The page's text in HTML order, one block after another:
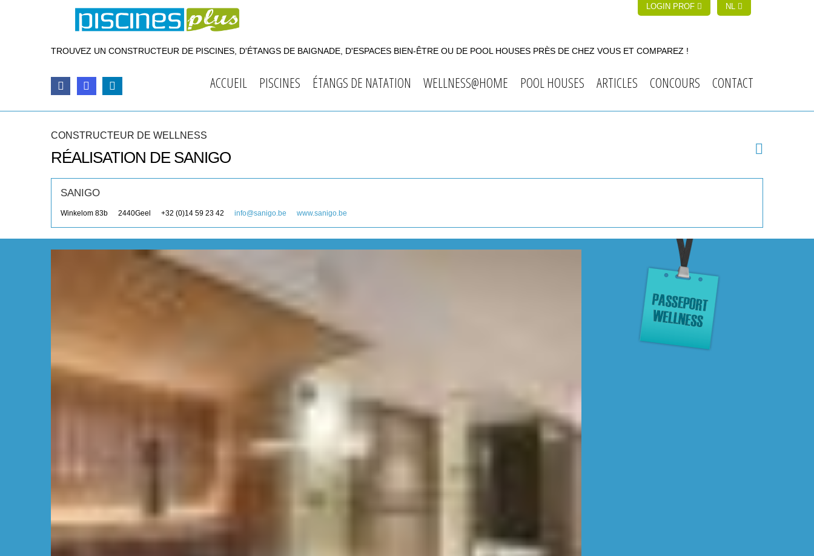
LOGIN PROF NL
TROUVEZ UN CONSTRUCTEUR DE PISCINES, D'ÉTANGS DE BAIGNADE, D'ESPACES BIEN-ÊTRE OU DE POOL HOUSES PRÈS DE CHEZ VOUS ET COMPAREZ !
ACCUEIL PISCINES ÉTANGS DE NATATION WELLNESS@HOME POOL HOUSES ARTICLES CONCOURS CONTACT
CONSTRUCTEUR DE WELLNESS
RÉALISATION DE SANIGO
SANIGO
Winkelom 83b 2440Geel +32 (0)14 59 23 42 info@sanigo.be www.sanigo.be